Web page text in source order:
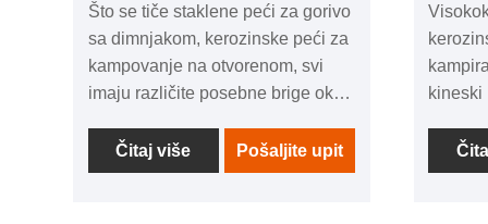
Što se tiče staklene peći za gorivo
sa dimnjakom, kerozinske peći za
kampovanje na otvorenom, svi
imaju različite posebne brige oko
maksimalno povećamo zahtjeve
proizvoda svakog kupca, tako da
Čitaj više Pošaljite upit
kineski
niskoj